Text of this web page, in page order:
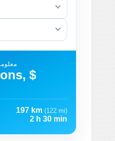
$
197 km (122 mi)
2 h 30 min